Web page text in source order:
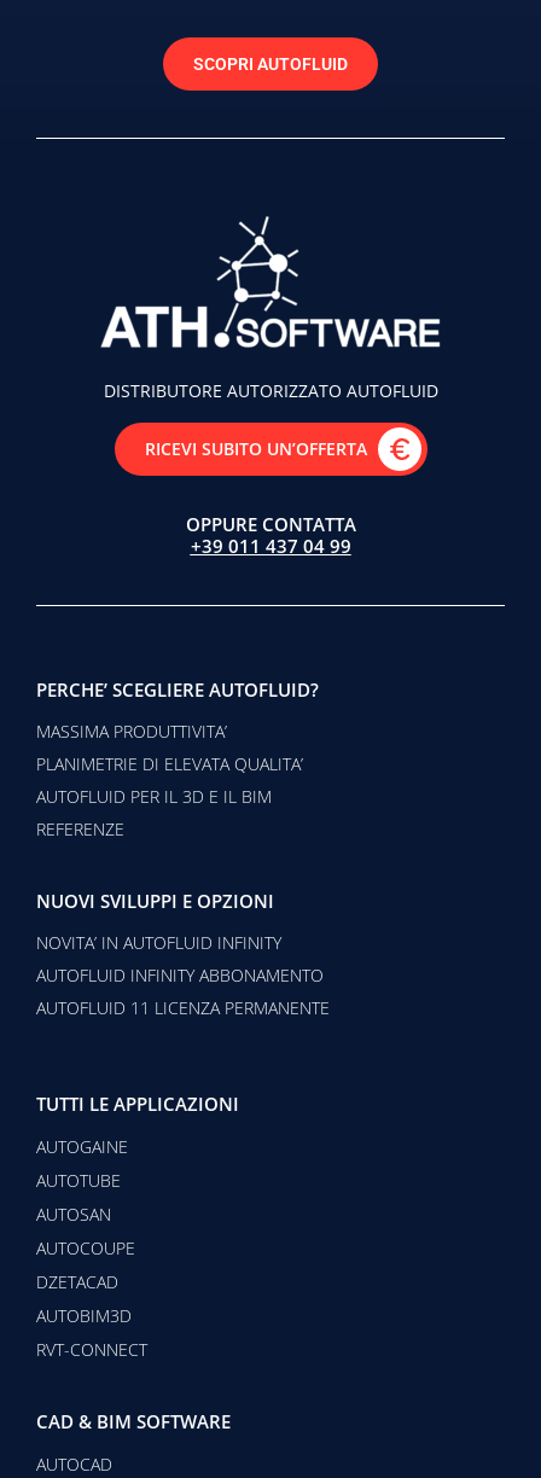
SCOPRI AUTOFLUID
PERCHE’ SCEGLIERE AUTOFLUID?
MASSIMA PRODUTTIVITA’
PLANIMETRIE DI ELEVATA QUALITA’
AUTOFLUID PER IL 3D E IL BIM
REFERENZE
NUOVI SVILUPPI E OPZIONI
NOVITA’ IN AUTOFLUID INFINITY
AUTOFLUID INFINITY ABBONAMENTO
AUTOFLUID 11 LICENZA PERMANENTE
TUTTI LE APPLICAZIONI
AUTOGAINE
AUTOTUBE
AUTOSAN
AUTOCOUPE
DZETACAD
AUTOBIM3D
RVT-CONNECT
CAD & BIM SOFTWARE
AUTOCAD
DISTRIBUTORE AUTORIZZATO AUTOFLUID
RICEVI SUBITO UN’OFFERTA
OPPURE CONTATTA
+39 011 437 04 99